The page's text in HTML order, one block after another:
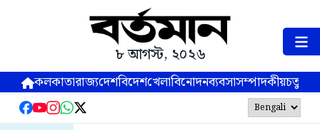
৮ আগস্ট, ২০২৬
কলকাতারাজ্যদেশবিদেশখেলাবিনোদনব্যবসাসম্পাদকীয়